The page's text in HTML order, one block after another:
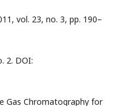
vol. 23, no. 3, pp. 190–
2. DOI:
Gas Chromatography for